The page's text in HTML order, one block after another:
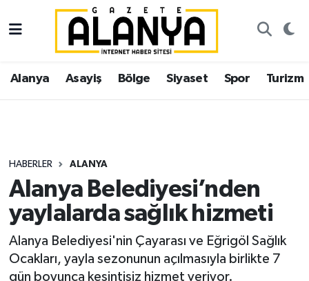
Alanya Asayiş Bölge Siyaset Spor Turizm
HABERLER ALANYA
Alanya Belediyesi’nden
yaylalarda sağlık hizmeti
Alanya Belediyesi'nin Çayarası ve Eğrigöl Sağlık
Ocakları, yayla sezonunun açılmasıyla birlikte 7
gün boyunca kesintisiz hizmet veriyor.
Alanya
Asayiş
Siyaset
Spor
Turizm
Ekonomi
İstanbul Nöbetçi Eczaneler
İstanbul Hava Durumu
Süper Lig Puan Durumu ve Fikstür
Tüm Manşetler
Son Dakika Haberleri
Haber Arşivi